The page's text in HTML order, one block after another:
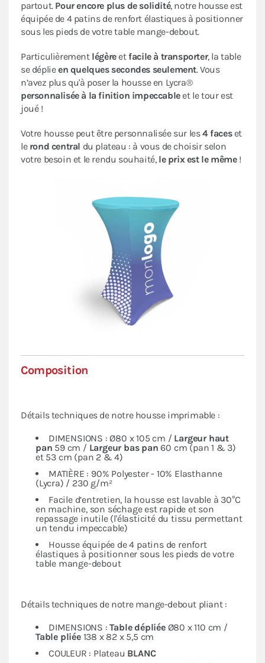
partout. Pour encore plus de solidité, notre housse est
équipée de 4 patins de renfort élastiques à positionner
sous les pieds de votre table mange-debout.
Particulièrement légèreetfacile à transporter, la table
se déplieen quelques secondes seulement. Vous
n’avez plus qu'à poser la housse en Lycra®
personnalisée à la finition impeccableet le tour est
joué !
Votre housse peut être personnalisée sur les4 faceset
le rond central du plateau : à vous de choisir selon
votre besoin et le rendu souhaité, le prix est le même!
Composition
Détails techniques de notre mange-debout pliant :
DIMENSIONS :Table dépliéeØ80 x 110 cm /
Table pliée138 x 82 x 5,5 cm
COULEUR : Plateau BLANC
Détails techniques de notre housse imprimable :
DIMENSIONS : Ø80 x 105 cm / Largeur haut
pan 59 cm / Largeur bas pan 60 cm (pan 1 & 3)
et 53 cm (pan 2 & 4)
MATIÈRE : 90% Polyester - 10% Elasthanne
(Lycra) / 230 g/m²
Facile d’entretien, la housse est lavable à 30°C
en machine, son séchage est rapide et son
repassage inutile (l'élasticité du tissu permettant
un tendu impeccable)
Housse équipée de 4 patins de renfort
élastiques à positionner sous les pieds de votre
table mange-debout